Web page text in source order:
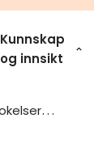
Kunnskap
og innsikt
Rapporter undersokelser og statistikk